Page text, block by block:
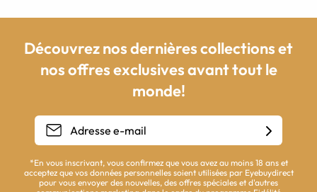
Découvrez nos dernières collections et
nos offres exclusives avant tout le
monde!
*En vous inscrivant, vous confirmez que vous avez au moins 18 ans et
acceptez que vos données personnelles soient utilisées par Eyebuydirect
pour vous envoyer des nouvelles, des offres spéciales et d'autres